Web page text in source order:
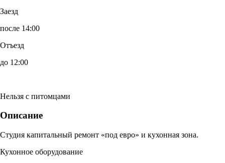
Заезд
после 14:00
Отъезд
до 12:00
Нельзя с питомцами
Описание
Студия капитальный ремонт «под евро» и кухонная зона.
Кухонное оборудование